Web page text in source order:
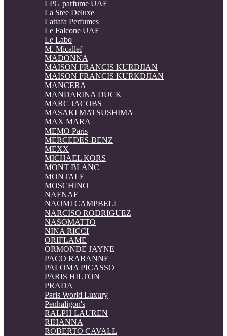
LPG parfume UAE
La Stee Deluxe
Lattafa Perfumes
Le Falcone UAE
Le Labo
M. Micallef
MADONNA
MAISON FRANCIS KURDJIAN
MAISON FRANCIS KURKDJIAN
MANCERA
MANDARINA DUCK
MARC JACOBS
MASAKI MATSUSHIMA
MAX MARA
MEMO Paris
MERCEDES-BENZ
MEXX
MICHAEL KORS
MONT BLANC
MONTALE
MOSCHINO
NAFNAF
NAOMI CAMPBELL
NARCISO RODRIGUEZ
NASOMATTO
NINA RICCI
ORIFLAME
ORMONDE JAYNE
PACO RABANNE
PALOMA PICASSO
PARIS HILTON
PRADA
Paris World Luxury
Penhaligon's
RALPH LAUREN
RIHANNA
ROBERTO CAVALL